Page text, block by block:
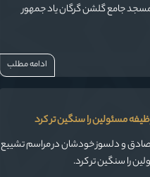
جامع گلشن گرگان یاد جمهور
ادامه مطلب
مسئولین را سنگین تر کرد
صادق و دلسوز خودشان در مراسم تشییع
را سنگین تر کرد.